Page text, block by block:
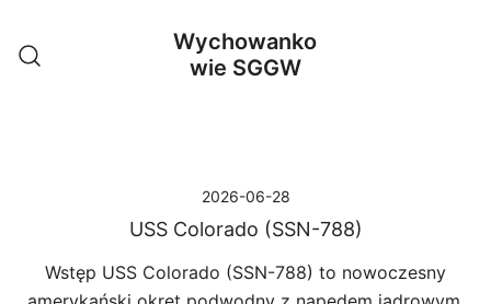
treści
Wychowanko
wie SGGW
2026-06-28
USS Colorado (SSN-788)
Wstęp USS Colorado (SSN-788) to nowoczesny